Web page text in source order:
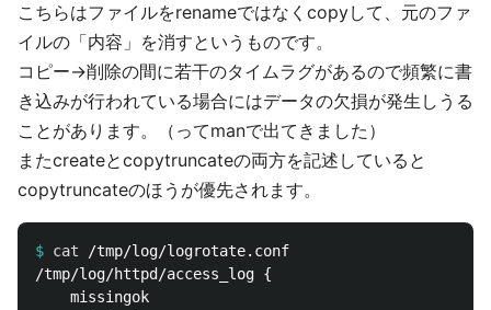
こちらはファイルをrenameではなくcopyして、元のファ
イルの「内容」を消すというものです。
コピー→削除の間に若干のタイムラグがあるので頻繁に書
き込みが行われている場合にはデータの欠損が発生しうる
ことがあります。（ってmanで出てきました）
またcreateとcopytruncateの両方を記述していると
copytruncateのほうが優先されます。
$ cat
/tmp/log/httpd/access_log {
    missingok